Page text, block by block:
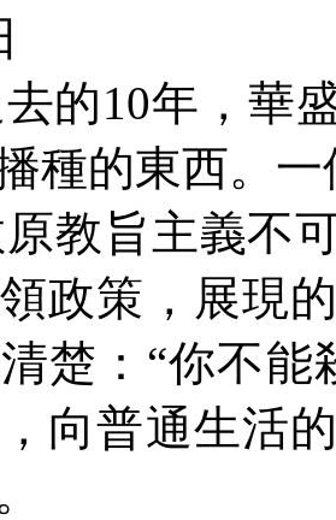
的10年，華
種的東西。
教旨主義不
政策，展現
楚：“你不
向普通生活